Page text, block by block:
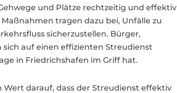
und Plätze rechtzeitig und effektiv
tragen dazu bei, Unfälle zu
sicherzustellen. Bürger,
auf einen effizienten Streudienst
in Friedrichshafen im Griff hat.
darauf, dass der Streudienst effektiv